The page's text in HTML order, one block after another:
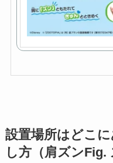
設置場所はどこ
し方（肩ズンFig.